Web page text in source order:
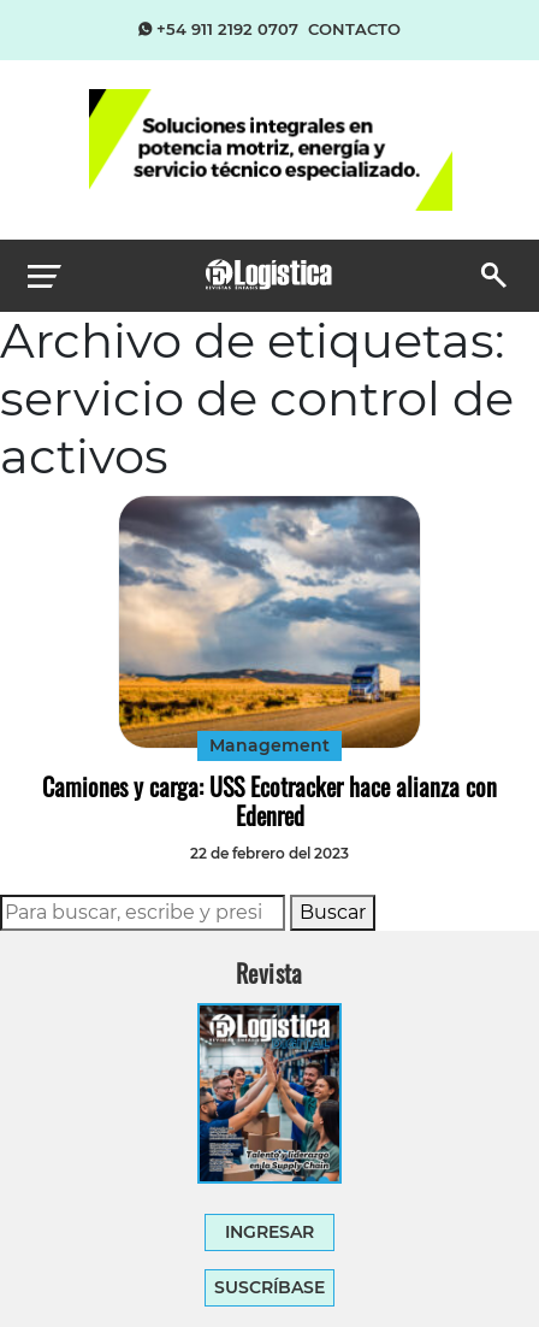
+54 911 2192 0707 CONTACTO
Archivo de etiquetas:
servicio de control de
activos
Management
Camiones y carga: USS Ecotracker hace alianza con
Edenred
22 de febrero del 2023
Buscar
Revista
INGRESAR
SUSCRÍBASE